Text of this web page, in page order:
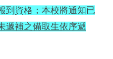
到資格； 本校將通知已
遞補之備取生依序遞